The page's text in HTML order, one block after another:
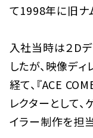
て1998年に旧ナ
入社当時は２D
したが、映像ディ
経て、『ACE
レクターとして
イラー制作を担